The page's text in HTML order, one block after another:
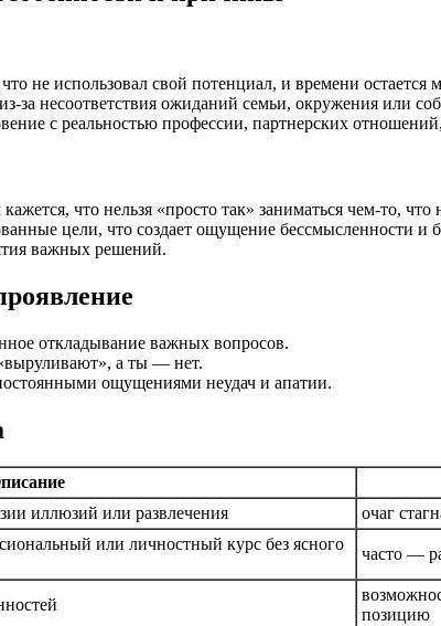
не использовал свой потенциал, и времени остается
за несоответствия ожиданий семьи, окружения или
с реальностью профессии, партнерских
что нельзя «просто так» заниматься чем-то, что
цели, что создает ощущение бессмысленности и
важных решений.
откладывание важных вопросов.
а ты — нет.
ощущениями неудач и апатии.
иллюзий или развлечения
очаг
или личностный курс без ясного
часто —
позицию